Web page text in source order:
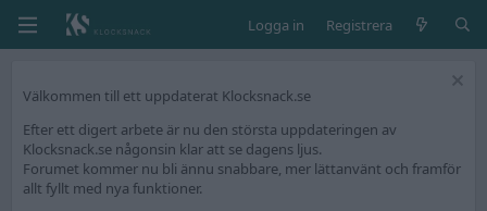
Logga in Registrera
Välkommen till ett uppdaterat Klocksnack.se
Efter ett digert arbete är nu den största uppdateringen av
Klocksnack.se någonsin klar att se dagens ljus.
Forumet kommer nu bli ännu snabbare, mer lättanvänt och framför
allt fyllt med nya funktioner.